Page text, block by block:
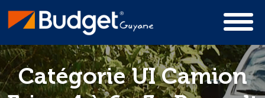
Catégorie UI Camion